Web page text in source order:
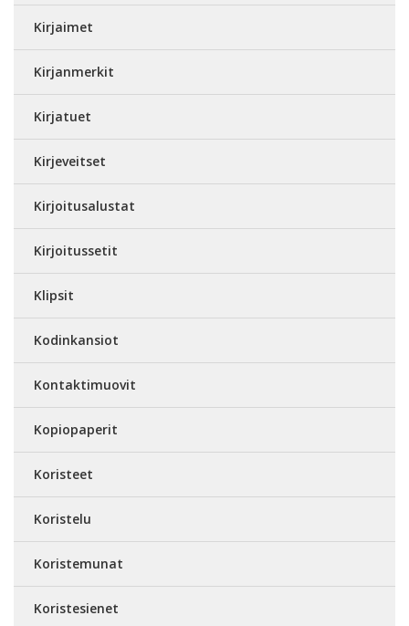
Kirjaimet
Kirjanmerkit
Kirjatuet
Kirjeveitset
Kirjoitusalustat
Kirjoitussetit
Klipsit
Kodinkansiot
Kontaktimuovit
Kopiopaperit
Koristeet
Koristelu
Koristemunat
Koristesienet